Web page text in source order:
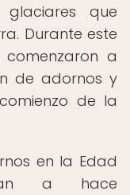
que
Durante este
comenzaron a
de adornos y
de la
en la Edad
a hace